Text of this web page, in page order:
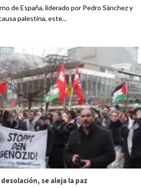
de España, liderado por Pedro Sánchez y
palestina, este...
se aleja la paz